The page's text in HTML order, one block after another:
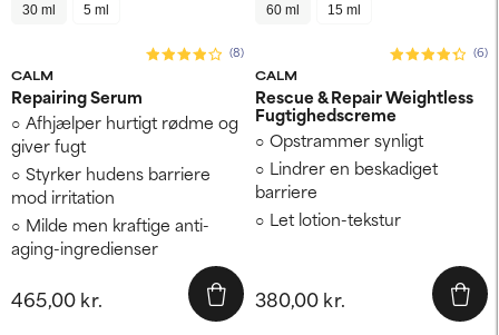
30 ml 5 ml
CALM
(8)
Repairing Serum
Afhjælper hurtigt rødme og
giver fugt
Styrker hudens barriere
mod irritation
Milde men kraftige anti-
aging-ingredienser
465,00 kr.
60 ml 15 ml
CALM
(6)
Rescue & Repair Weightless
Fugtighedscreme
Opstrammer synligt
Lindrer en beskadiget
barriere
Let lotion-tekstur
380,00 kr.